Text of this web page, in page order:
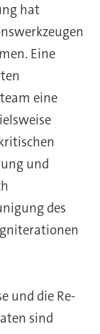
hat
Eine
eine
und
des
und die Re-
sind